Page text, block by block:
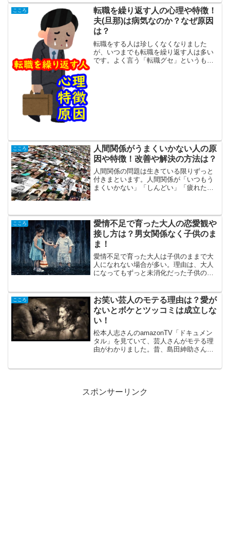
を愛さない」「私は不要な存在である」
私も自己否定感には相当苦...
こころ
転職を繰り返す人の心理や特徴！
夫(旦那)は病気なのか？なぜ原因
は？
転職をする人は珍しくなくなりました
が、いつまでも転職を繰り返す人は多い
です。よく言う「転職グセ」というも
こころ
人間関係がうまくいかない人の原
因や特徴！改善や解決の方法は？
人間関係の問題は生きている限りずっと
付きまといます。人間関係が「いつもう
まくいかない」「しんどい」「疲れた」
りたくない。けれど、孤独は...
こころ
愛情不足で育った大人の恋愛観や
接し方は？男女関係なく子供のま
ま！
愛情不足で育った大人は子供のままで大
人になれない場合が多い。理由は、大人
になってもずっと未消化だった子供の感
はおらず、無意識的に子供の頃の未消化
の感情に支配・コントロー...
こころ
お笑い芸人のモテる理由は？愛が
ないとボケとツッコミは成立しな
い！
松本人志さんのamazonTV「ドキュメン
タル」を見ていて、芸人さんがモテる理
由がわかりました。昔、島田紳助さんが
スポンサーリンク